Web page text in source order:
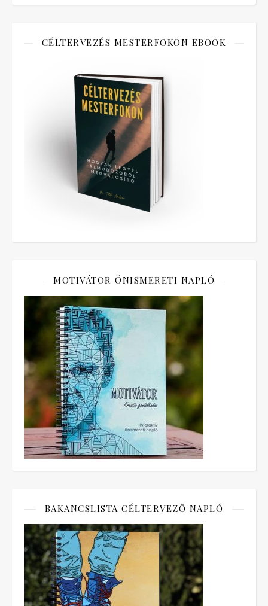
CÉLTERVEZÉS MESTERFOKON EBOOK
MOTIVÁTOR ÖNISMERETI NAPLÓ
BAKANCSLISTA CÉLTERVEZŐ NAPLÓ